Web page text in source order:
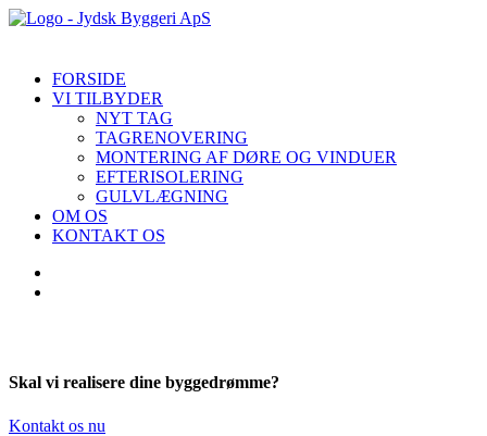
FORSIDE
VI TILBYDER
NYT TAG
TAGRENOVERING
MONTERING AF DØRE OG VINDUER
EFTERISOLERING
GULVLÆGNING
OM OS
KONTAKT OS
Skal vi realisere dine byggedrømme?
Kontakt os nu